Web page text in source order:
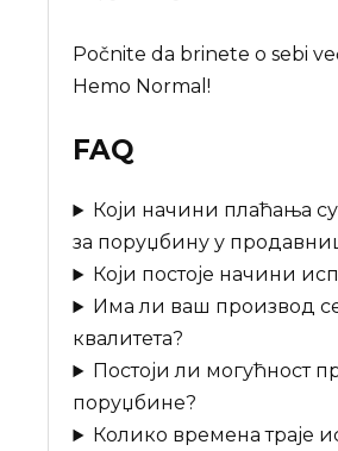
Počnite da brinete o sebi
Hemo Normal!
FAQ
Који начини плаћања
за поруџбину у
Који постоје начини
Има ли ваш производ
квалитета?
Постоји ли могућност
поруџбине?
Колико времена траје